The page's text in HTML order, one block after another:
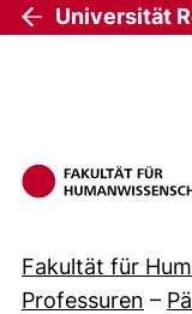
Universität
Fakultät für
Professuren –